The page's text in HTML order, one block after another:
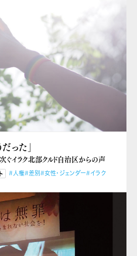
った」
イラク北部クルド自治区からの声
#人権#差別#女性・ジェンダー#イラク